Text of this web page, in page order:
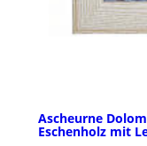
Ascheurne
Eschenholz mit